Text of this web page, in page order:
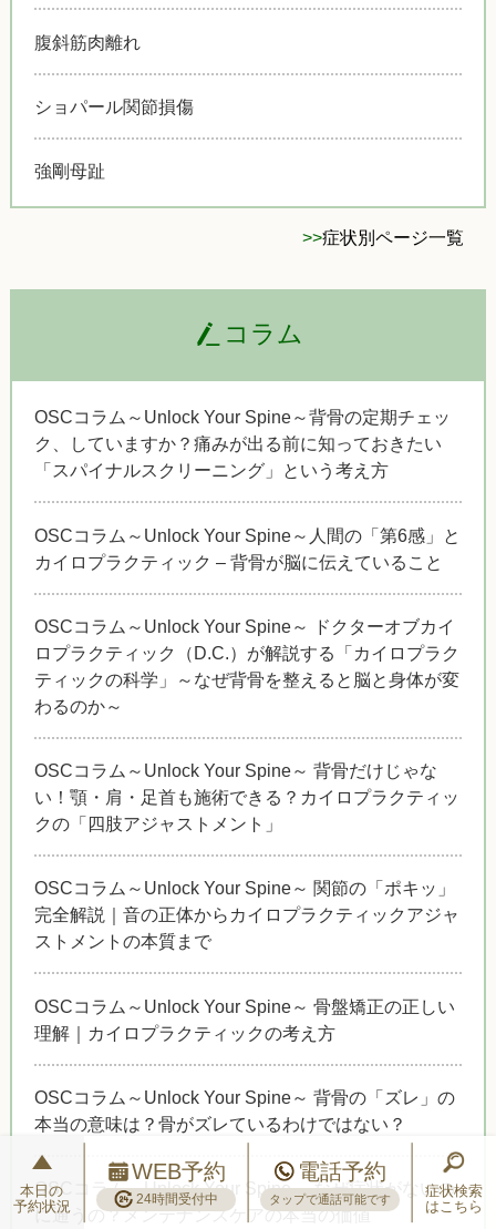
腹斜筋肉離れ
ショパール関節損傷
強剛母趾
>>症状別ページ一覧
コラム
OSCコラム～Unlock Your Spine～背骨の定期チェッ
ク、していますか？痛みが出る前に知っておきたい
「スパイナルスクリーニング」という考え方
OSCコラム～Unlock Your Spine～人間の「第6感」と
カイロプラクティック – 背骨が脳に伝えていること
OSCコラム～Unlock Your Spine～ ドクターオブカイ
ロプラクティック（D.C.）が解説する「カイロプラク
ティックの科学」～なぜ背骨を整えると脳と身体が変
わるのか～
OSCコラム～Unlock Your Spine～ 背骨だけじゃな
い！顎・肩・足首も施術できる？カイロプラクティッ
クの「四肢アジャストメント」
OSCコラム～Unlock Your Spine～ 関節の「ポキッ」
完全解説｜音の正体からカイロプラクティックアジャ
ストメントの本質まで
OSCコラム～Unlock Your Spine～ 骨盤矯正の正しい
理解｜カイロプラクティックの考え方
OSCコラム～Unlock Your Spine～ 背骨の「ズレ」の
本当の意味は？骨がズレているわけではない？
OSCコラム～Unlock Your Spine～ なぜ症状がないの
に通うの？メンテナンスケアの本当の価値
本日の
予約状況
WEB予約
24時間受付中
電話予約
タップで通話可能です
症状検索
はこちら